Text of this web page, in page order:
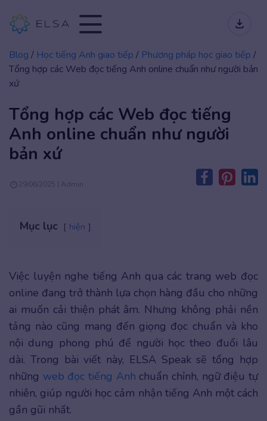
Blog / Học tiếng Anh giao tiếp / Phương pháp học giao tiếp /
Tổng hợp các Web đọc tiếng Anh online chuẩn như người bản
xứ
Tổng hợp các Web đọc tiếng
Anh online chuẩn như người
bản xứ
29/06/2025 | Admin
Mục lục hiện
Việc luyện nghe tiếng Anh qua các trang web đọc
online đang trở thành lựa chọn hàng đầu cho những
ai muốn cải thiện phát âm. Nhưng không phải nền
tảng nào cũng mang đến giọng đọc chuẩn và kho
nội dung phong phú để người học theo đuổi lâu
dài. Trong bài viết này, ELSA Speak sẽ tổng hợp
những web đọc tiếng Anh chuẩn chỉnh, ngữ điệu tự
nhiên, giúp người học cảm nhận tiếng Anh một cách
gần gũi nhất.